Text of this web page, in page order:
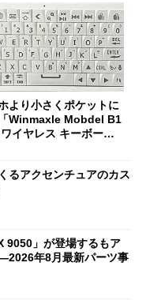
より小さくポケットに
Winmaxle Mobdel B1
ワイヤレス キーボー
るアクセンチュアのカス
9050」が登場するもア
年8月最新パーツ事